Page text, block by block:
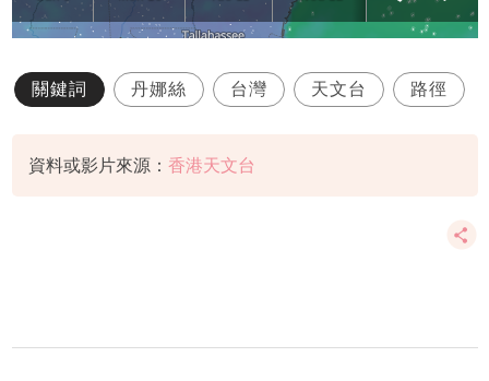
關鍵詞 丹娜絲 台灣 天文台 路徑
資料或影片來源： 香港天文台